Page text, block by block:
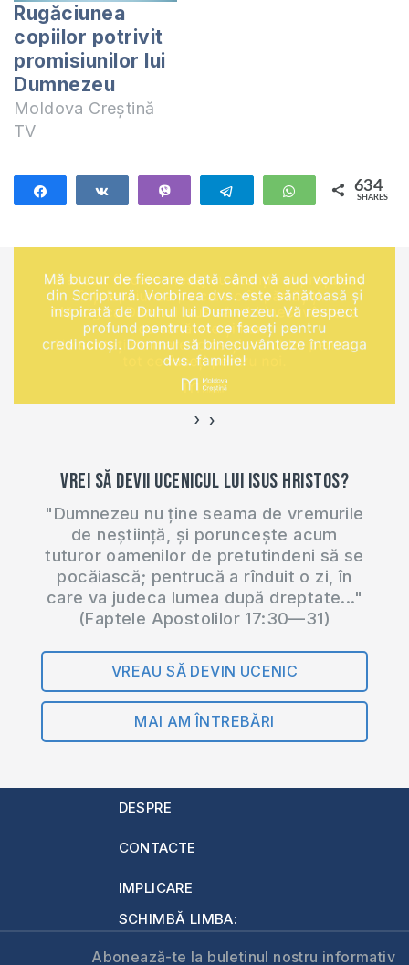
Rugăciunea
copiilor potrivit
promisiunilor lui
Dumnezeu
Moldova Creștină
TV
Telegram WhatsApp
634
SHARES
‹ ›
Vrei să devii ucenicul lui Isus Hristos?
"Dumnezeu nu ține seama de vremurile
de neștiință, și poruncește acum
tuturor oamenilor de pretutindeni să se
pocăiască; pentrucă a rînduit o zi, în
care va judeca lumea după dreptate..."
(Faptele Apostolilor 17:30—31)
VREAU SĂ DEVIN UCENIC
MAI AM ÎNTREBĂRI
DESPRE
CONTACTE
IMPLICARE
SCHIMBĂ LIMBA:
Abonează-te la buletinul nostru informativ